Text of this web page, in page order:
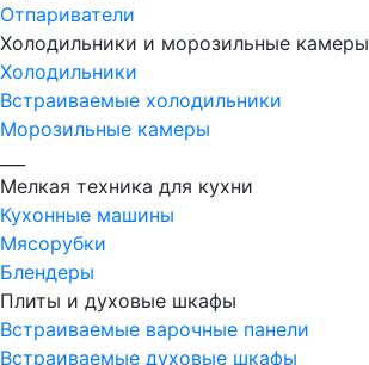
Отпариватели
Холодильники и морозильные камеры
Холодильники
Встраиваемые холодильники
Морозильные камеры
Мелкая техника для кухни
Кухонные машины
Мясорубки
Блендеры
Плиты и духовые шкафы
Встраиваемые варочные панели
Встраиваемые духовые шкафы